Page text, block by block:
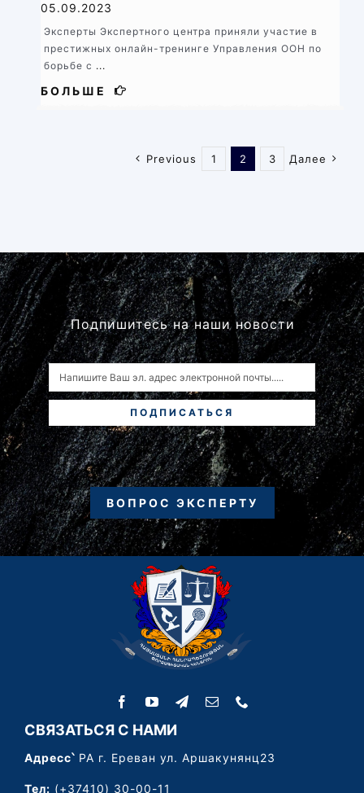
проводящий точные экспертизы
05.09.2023
Эксперты Экспертного центра приняли участие в
престижных онлайн-тренинге Управления ООН по
борьбе с ...
БОЛЬШЕ
Previous 1 2 3 Далее
Подпишитесь на наши новости
ПОДПИСАТЬСЯ
ВОПРОС ЭКСПЕРТУ
СВЯЗАТЬСЯ С НАМИ
Адресс՝РА г. Ереван ул. Аршакунянц23
Тел: (+37410) 30-00-11